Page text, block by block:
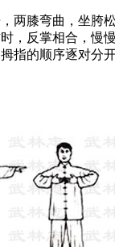
两膝弯曲，坐胯
，反掌相合，慢
指的顺序逐对分